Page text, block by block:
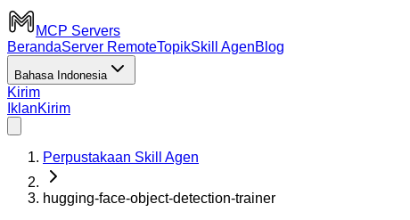
MCP Servers
BerandaServer RemoteTopikSkill AgenBlog
Bahasa Indonesia
Kirim
IklanKirim
Perpustakaan Skill Agen
hugging-face-object-detection-trainer